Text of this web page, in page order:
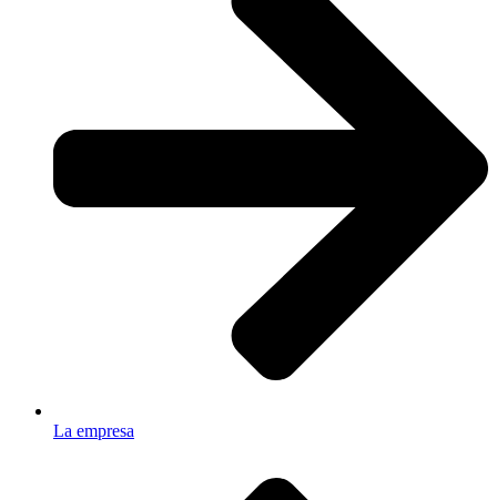
La empresa